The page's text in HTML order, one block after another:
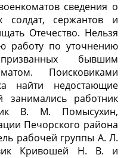
сведения о
солдат, сержантов и
Отечество. Нельзя
работу по уточнению
бывшим
Поисковиками
найти недостающие
работник
В. М. Помысухин,
Печорского района
рабочей группы А. Л.
Кривошей Н. В. и